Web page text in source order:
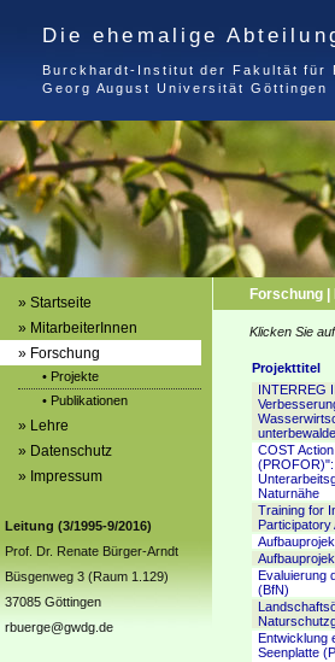
Die ehemalige
Burckhardt-Institut der Fakultät für
Georg August Universität Göttingen
» Startseite
» MitarbeiterInnen
» Forschung
• Projekte
• Publikationen
» Lehre
» Datenschutz
» Impressum
Leitung (3/1995-9/2016)
Prof. Dr. Renate Bürger-Arndt
Büsgenweg 3 (Raum 1.129)
37085 Göttingen
rbuerge@gwdg.de
Forschung |
Klicken Sie
Projekttitel
INTERREG
COST
(PROFOR)":
Naturnähe
Training for
Participatory
Evaluierung
(BfN)
Entwicklung
Seenplatte